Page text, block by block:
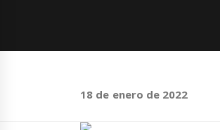
18 de enero de 2022